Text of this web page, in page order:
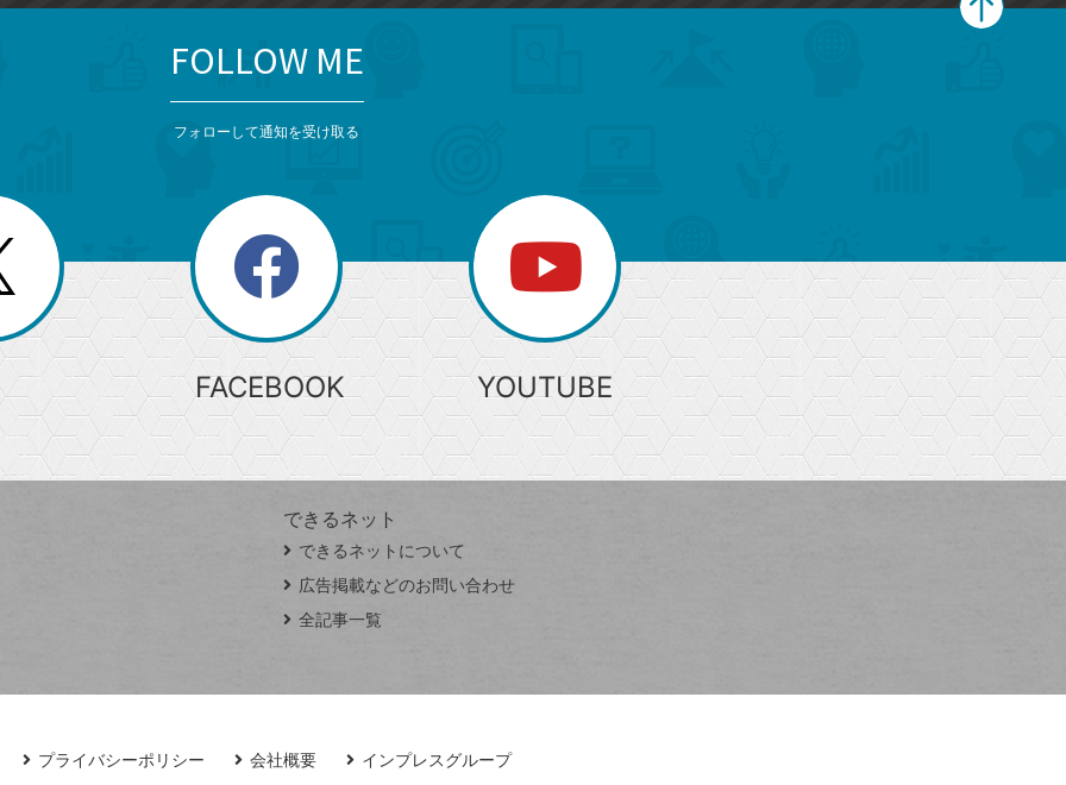
search検
索
ペ
FOLLOW ME
フォローして通知を受け取る
FACEBOOK YOUTUBE
できるネット
できるネットについて
広告掲載などのお問い合わせ
全記事一覧
プライバシーポリシー 会社概要 インプレスグループ